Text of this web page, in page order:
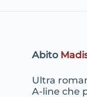
Abito
Ultra
A-line che